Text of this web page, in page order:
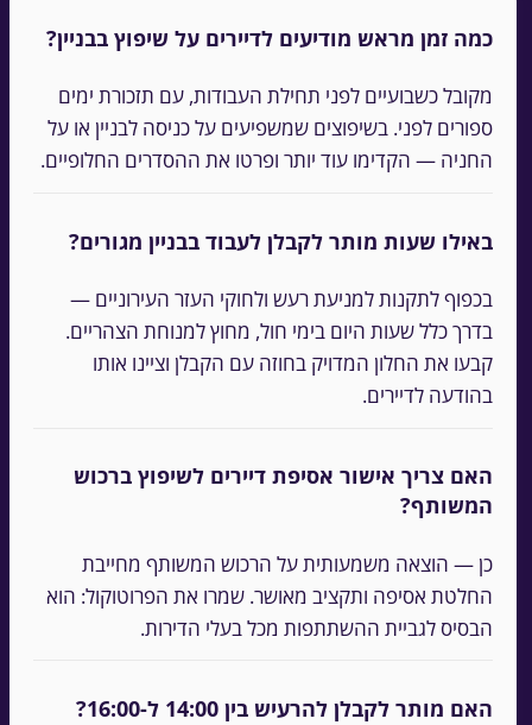
כמה זמן מראש מודיעים לדיירים על שיפוץ בבניין?
מקובל כשבועיים לפני תחילת העבודות, עם תזכורת ימים
ספורים לפני. בשיפוצים שמשפיעים על כניסה לבניין או על
החניה — הקדימו עוד יותר ופרטו את ההסדרים החלופיים.
באילו שעות מותר לקבלן לעבוד בבניין מגורים?
בכפוף לתקנות למניעת רעש ולחוקי העזר העירוניים —
בדרך כלל שעות היום בימי חול, מחוץ למנוחת הצהריים.
קבעו את החלון המדויק בחוזה עם הקבלן וציינו אותו
בהודעה לדיירים.
האם צריך אישור אסיפת דיירים לשיפוץ ברכוש
המשותף?
כן — הוצאה משמעותית על הרכוש המשותף מחייבת
החלטת אסיפה ותקציב מאושר. שמרו את הפרוטוקול: הוא
הבסיס לגביית ההשתתפות מכל בעלי הדירות.
האם מותר לקבלן להרעיש בין 14:00 ל-16:00?